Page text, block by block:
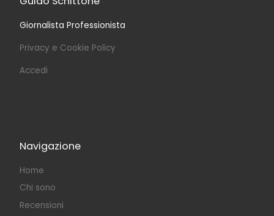
Giornalista Professionista
Privacy e Cookie Policy
Accedi
Navigazione
Home
Chi sono
Recensioni